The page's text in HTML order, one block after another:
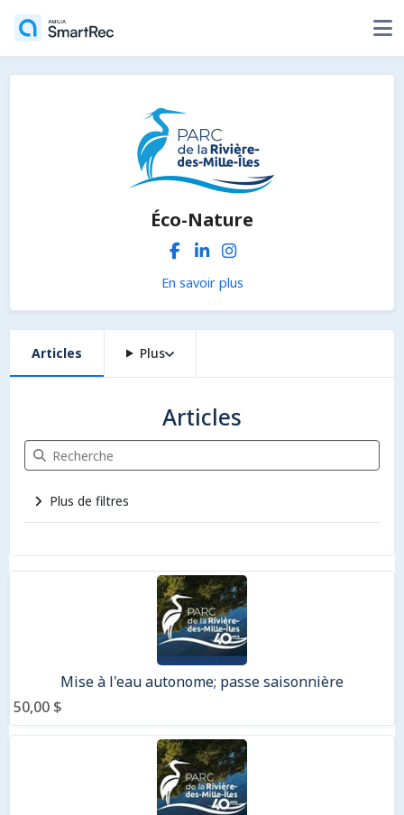
Éco-Nature
En savoir plus
Articles Plus
Articles
Recherche Articles
Plus de filtres
Mise à l'eau autonome; passe saisonnière
50,00 $
6 articles